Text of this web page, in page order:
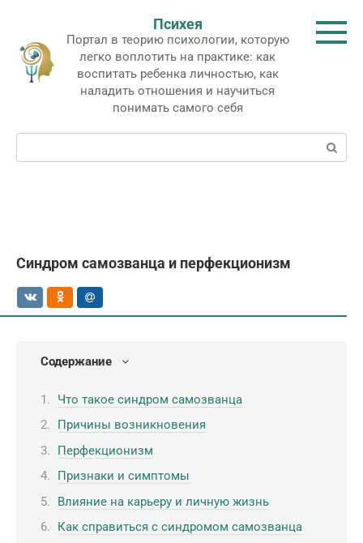
контенту
Психея
Портал в теорию психологии, которую
легко воплотить на практике: как
воспитать ребенка личностью, как
наладить отношения и научиться
понимать самого себя
Поиск:
Синдром самозванца и перфекционизм
Содержание
Что такое синдром самозванца
Причины возникновения
Перфекционизм
Признаки и симптомы
Влияние на карьеру и личную жизнь
Как справиться с синдромом самозванца